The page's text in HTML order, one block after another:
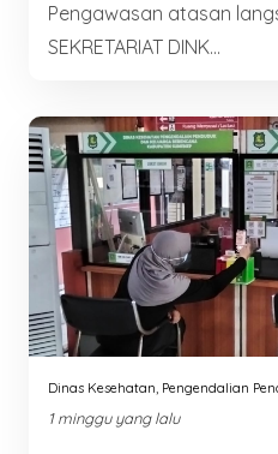
Pengawasan atasan
SEKRETARIAT DINK...
Dinas Kesehatan, Pengendalian
1 minggu yang lalu